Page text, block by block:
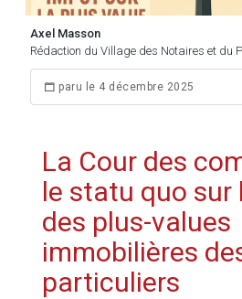
Axel Masson
Rédaction du Village des Notaires et du
paru le 4 décembre 2025
La Cour des
le statu quo sur
des plus-values
immobilières
particuliers